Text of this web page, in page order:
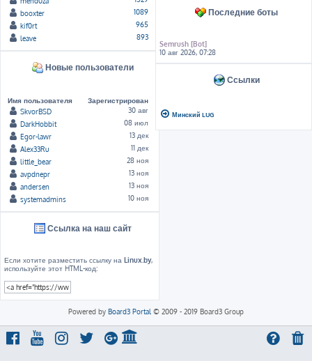
booxter
1089
kif0rt
965
leave
893
Новые пользователи
Имя пользователя
Зарегистрирован
SkvorBSD
30 авг
DarkHobbit
08 июл
Egor-lawr
13 дек
Alex33Ru
11 дек
little_bear
28 ноя
avpdnepr
13 ноя
andersen
13 ноя
systemadmins
10 ноя
Ссылка на наш сайт
Если хотите разместить ссылку на Linux.by,
используйте этот HTML-код:
Последние боты
Semrush [Bot]
10 авг 2026, 07:28
Ссылки
Минский LUG
Powered by Board3 Portal © 2009 - 2019 Board3 Group